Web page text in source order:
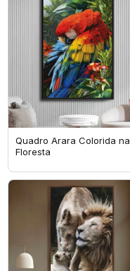
Quadro Arara Colorida na
Floresta